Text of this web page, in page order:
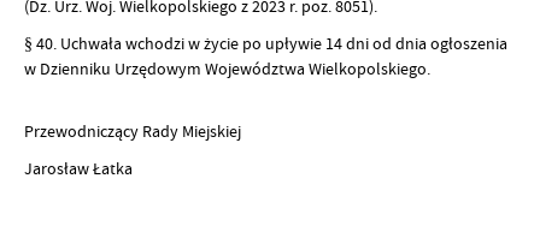
(Dz. Urz. Woj. Wielkopolskiego z 2023 r. poz. 8051).
§ 40. Uchwała wchodzi w życie po upływie 14 dni od dnia ogłoszenia
w Dzienniku Urzędowym Województwa Wielkopolskiego.
Przewodniczący Rady Miejskiej
Jarosław Łatka